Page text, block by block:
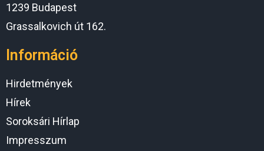
1239 Budapest
Grassalkovich út 162.
Információ
Hirdetmények
Hírek
Soroksári Hírlap
Impresszum